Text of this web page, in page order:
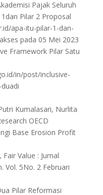
Pajak Seluruh
Pilar 2 Proposal
apa-itu-pilar-1-dan-
pada 05 Mei 2023
Framework Pilar Satu
in/post/inclusive-
Kumalasari, Nurlita
OECD
Base Erosion Profit
Value : Jurnal
Vol. 5No. 2 Februari
Pilar Reformasi